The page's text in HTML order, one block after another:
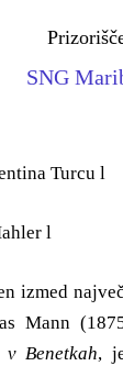
SNG
Turcu l
l
izmed
Mann
v Benetkah,